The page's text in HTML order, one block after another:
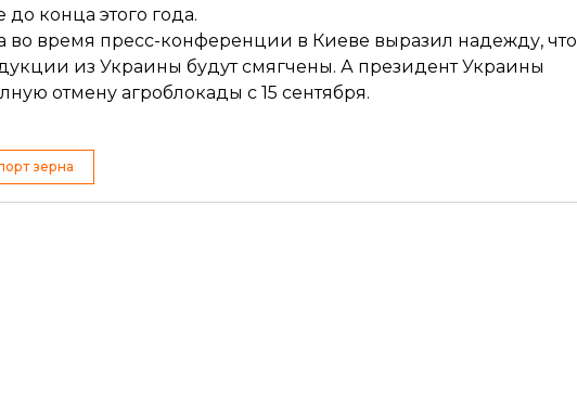
конца этого года.
время пресс-конференции в Киеве выразил надежду, что
из Украины будут смягчены. А президент Украины
отмену агроблокады с 15 сентября.
зерна